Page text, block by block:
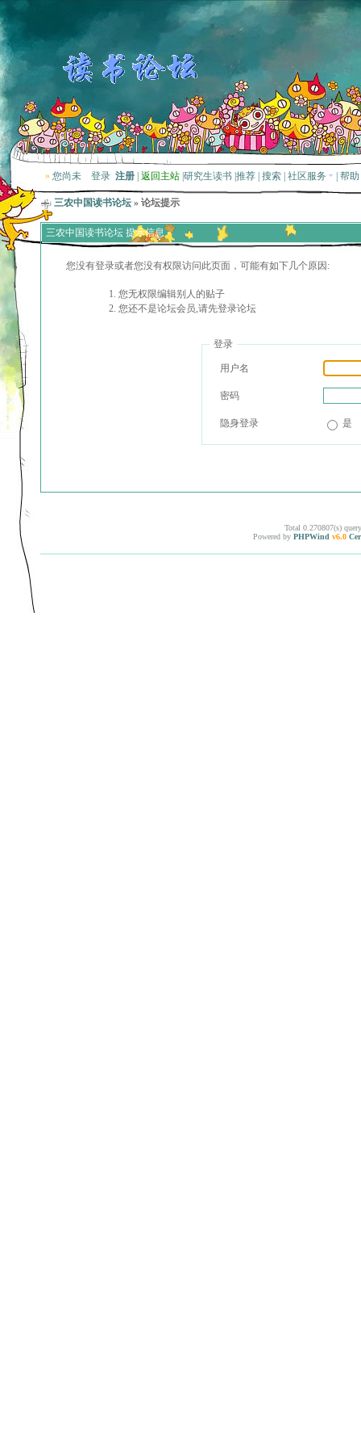
» 您尚未 登录 注册 返回主站 研究生读书 推荐 搜索 社区服务 帮助
三农中国读书论坛 » 论坛提示
三农中国读书论坛 提示信息
您没有登录或者您没有权限访问此页面，可能有如下几个原因:
您无权限编辑别人的贴子
您还不是论坛会员,请先登录论坛
登录
用户名
密码
隐身登录 是
Total 0.270807(s)
Powered by PHPWind v6.0